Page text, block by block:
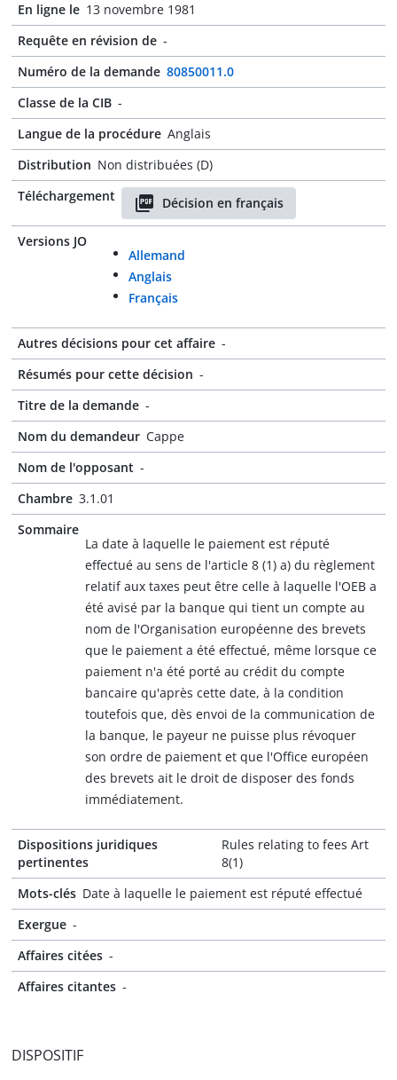
En ligne le 13 novembre 1981
Requête en révision de -
Numéro de la demande 80850011.0
Classe de la CIB -
Langue de la procédure Anglais
Distribution Non distribuées (D)
Téléchargement
Décision en français
Versions JO
Allemand
Anglais
Français
Autres décisions pour cet affaire -
Résumés pour cette décision -
Titre de la demande -
Nom du demandeur Cappe
Nom de l'opposant -
Chambre 3.1.01
Sommaire
La date à laquelle le paiement est réputé
effectué au sens de l'article 8 (1) a) du règlement
relatif aux taxes peut être celle à laquelle l'OEB a
été avisé par la banque qui tient un compte au
nom de l'Organisation européenne des brevets
que le paiement a été effectué, même lorsque ce
paiement n'a été porté au crédit du compte
bancaire qu'après cette date, à la condition
toutefois que, dès envoi de la communication de
la banque, le payeur ne puisse plus révoquer
son ordre de paiement et que l'Office européen
des brevets ait le droit de disposer des fonds
immédiatement.
Dispositions juridiques
pertinentes
Rules relating to fees Art
8(1)
Mots-clés Date à laquelle le paiement est réputé effectué
Exergue -
Affaires citées -
Affaires citantes -
DISPOSITIF